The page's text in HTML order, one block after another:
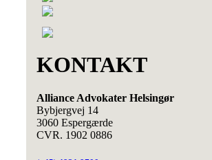
KONTAKT
Alliance Advokater Helsingør
Bybjergvej 14
3060 Espergærde
CVR. 1902 0886